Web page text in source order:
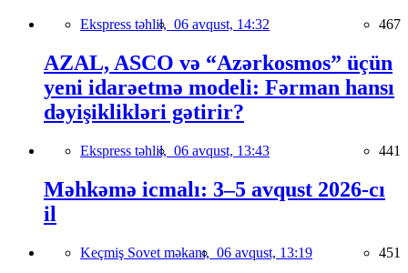
Ekspress təhlil, 06 avqust, 14:32 467
AZAL, ASCO və “Azərkosmos” üçün
yeni idarəetmə modeli: Fərman hansı
dəyişiklikləri gətirir?
Ekspress təhlil, 06 avqust, 13:43 441
Məhkəmə icmalı: 3–5 avqust 2026-cı
il
Keçmiş Sovet məkanı, 06 avqust, 13:19 451